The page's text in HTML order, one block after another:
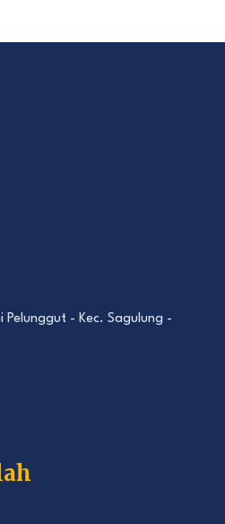
Pelunggut - Kec. Sagulung -